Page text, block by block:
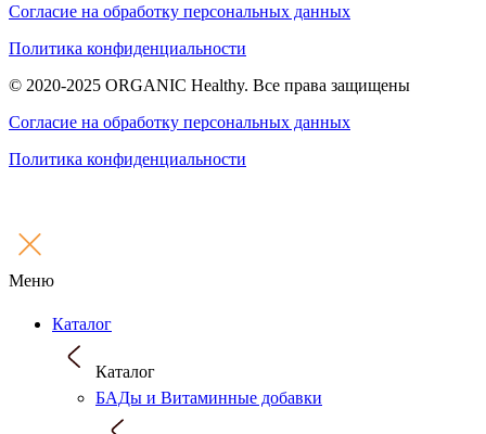
Согласие на обработку персональных данных
Политика конфиденциальности
© 2020-2025 ORGANIC Healthy. Все права защищены
Согласие на обработку персональных данных
Политика конфиденциальности
Меню
Каталог
Каталог
БАДы и Витаминные добавки